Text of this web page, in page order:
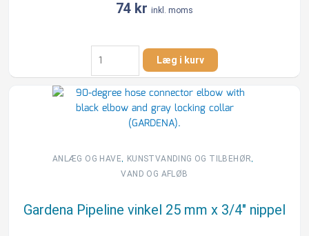
74 kr inkl. moms
Gardena
Pipeline
vinkel
25
mm
nippel
Læg i kurv
ANLÆG OG HAVE, KUNSTVANDING OG TILBEHØR,
VAND OG AFLØB
Gardena Pipeline vinkel 25 mm x 3/4″ nippel